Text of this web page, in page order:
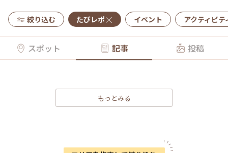
絞り込む たびレポ イベント アクティビテ
スポット 記事 投稿
もっとみる